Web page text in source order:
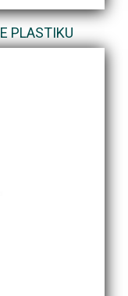
PLASTIKU